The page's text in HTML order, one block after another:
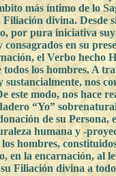
más íntimo de lo
divina. Desde
por pura iniciativa
en su
el Verbo hecho
los hombres. A
nos
este modo, nos hace
“Yo”
de su Persona,
humana y -
hombres,
en la encarnación, al
Filiación divina a